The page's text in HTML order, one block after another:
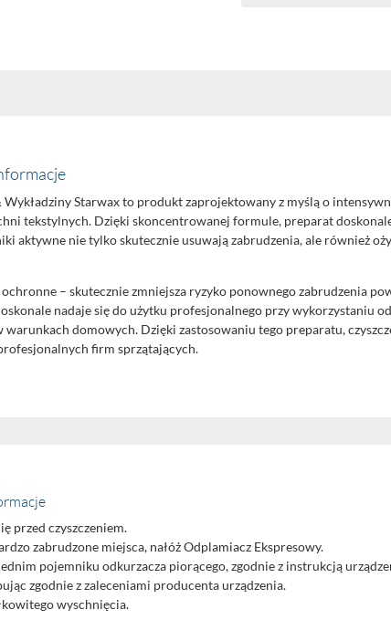
Starwax to produkt zaprojektowany z myślą o
tekstylnych. Dzięki skoncentrowanej formule, preparat
aktywne nie tylko skutecznie usuwają zabrudzenia, ale również
– skutecznie zmniejsza ryzyko ponownego zabrudzenia
nadaje się do użytku profesjonalnego przy wykorzystaniu
domowych. Dzięki zastosowaniu tego preparatu,
firm sprzątających.
przed czyszczeniem.
zabrudzone miejsca, nałóż Odplamiacz Ekspresowy.
pojemniku odkurzacza piorącego, zgodnie z instrukcją
zgodnie z zaleceniami producenta urządzenia.
wyschnięcia.